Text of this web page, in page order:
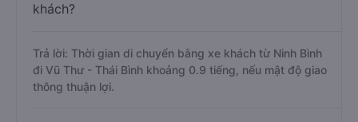
khách?
Trả lời: Thời gian di chuyển bằng xe khách từ Ninh Bình
đi Vũ Thư - Thái Bình khoảng 0.9 tiếng, nếu mật độ giao
thông thuận lợi.